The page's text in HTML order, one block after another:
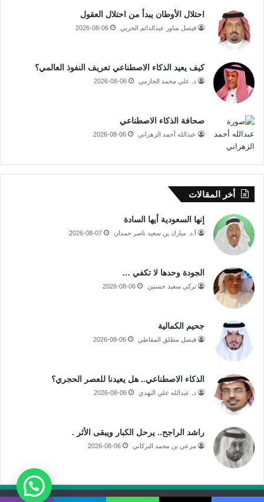
احتلال الأوطان يبدأ من احتلال العقول
فيصل مناور عبدالدائم الحربي 2026-08-06
كيف يعيد الذكاء الاصطناعي تعريف النفوذ العالمي؟
د. علي محمد الحازمي 2026-08-06
صحافة الذكاء الاصطناعي
عبدالله أحمد الزهراني 2026-08-06
أخر المقالات
إنها السعودية أيها السادة
أ.د. مبارك بن سعيد ناصر حمدان 2026-08-07
الجودة وحدها لا تكفي …
تركي سعيد حسنين 2026-08-06
جحيم الكمالية
فيصل مطلق المقاطي 2026-08-06
الذكاء الاصطناعي.. هل يعيدنا للعصر الحجري؟
د. عبدالله علي النهدي 2026-08-06
راشد الراجح.. يرحل الكبار ويبقى الأثر .
مرعي بن محمد البركاتي 2026-08-06